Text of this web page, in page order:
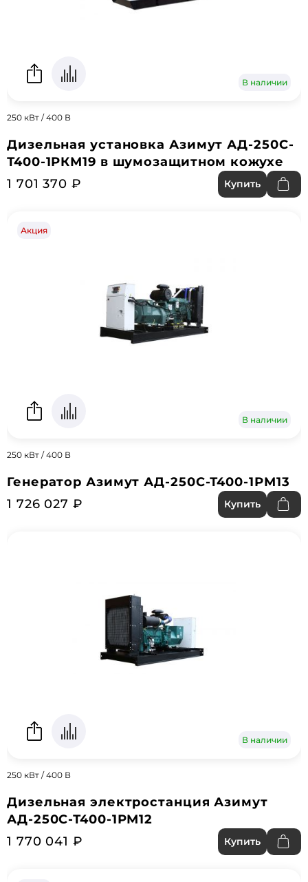
В наличии
250 кВт / 400 В
Дизельная установка Азимут АД-250С-
Т400-1РКМ19 в шумозащитном кожухе
1 701 370 ₽
Купить
Акция
В наличии
250 кВт / 400 В
Генератор Азимут АД-250С-Т400-1РМ13
1 726 027 ₽
Купить
В наличии
250 кВт / 400 В
Дизельная электростанция Азимут
АД-250С-Т400-1РМ12
1 770 041 ₽
Купить